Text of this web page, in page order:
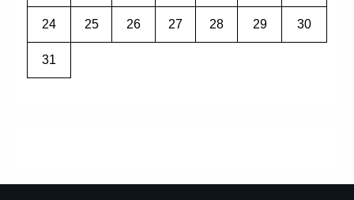
24 25 26 27 28 29 30
31